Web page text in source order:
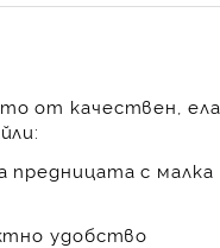
от качествен,
с малка
удобство